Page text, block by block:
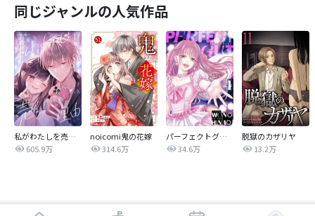
同じジャンルの人気作品
私がわたしを売る理由
605.9万
noicomi鬼の花嫁
314.6万
パーフェクトグリッター
34.6万
脱獄のカザリヤ
13.2万